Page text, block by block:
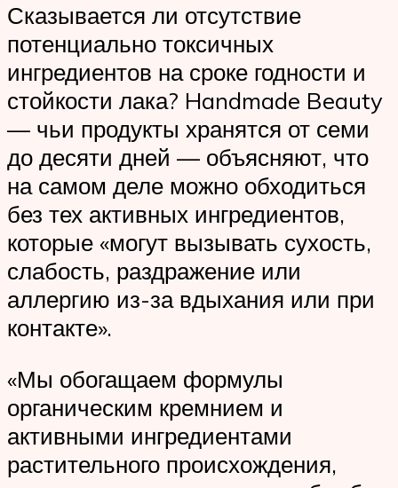
Сказывается ли отсутствие
потенциально токсичных
ингредиентов на сроке годности и
стойкости лака? Handmade Beauty
— чьи продукты хранятся от семи
до десяти дней — объясняют, что
на самом деле можно обходиться
без тех активных ингредиентов,
которые «могут вызывать сухость,
слабость, раздражение или
аллергию из-за вдыхания или при
контакте».
«Мы обогащаем формулы
органическим кремнием и
активными ингредиентами
растительного происхождения,